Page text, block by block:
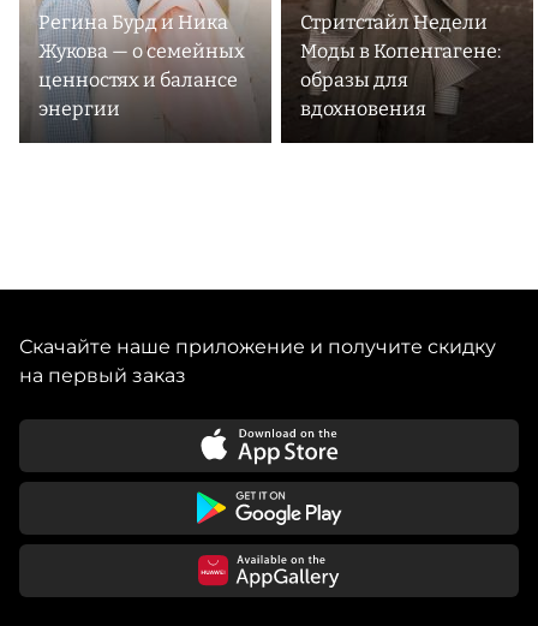
Регина Бурд и Ника
Жукова — о семейных
ценностях и балансе
энергии
Стритстайл Недели
Моды в Копенгагене:
образы для
вдохновения
Скачайте наше приложение и получите скидку
на первый заказ